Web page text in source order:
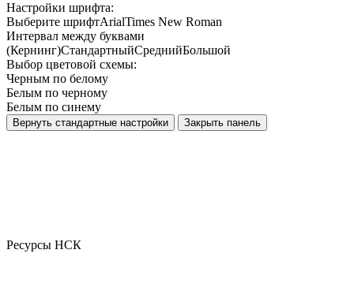
Настройки шрифта:
Выберите шрифтArialTimes New Roman
Интервал между буквами
(Кернинг)СтандартныйСреднийБольшой
Выбор цветовой схемы:
Черным по белому
Белым по черному
Белым по синему
Вернуть стандартные настройки Закрыть панель
Ресурсы НСК